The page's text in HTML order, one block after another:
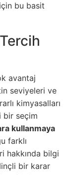
bu basit
avantaj
seviyeleri ve
kimyasalları
bir seçim
kullanmaya
farklı
hakkında bilgi
bir karar